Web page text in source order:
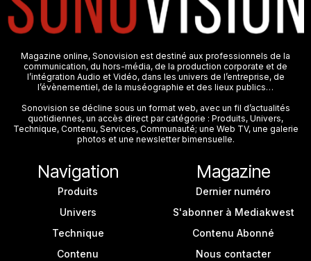
Magazine online, Sonovision est destiné aux professionnels de la
communication, du hors-média, de la production corporate et de
l’intégration Audio et Vidéo, dans les univers de l’entreprise, de
l’évènementiel, de la muséographie et des lieux publics…
Sonovision se décline sous un format web, avec un fil d’actualités
quotidiennes, un accès direct par catégorie : Produits, Univers,
Technique, Contenu, Services, Communauté; une Web TV, une galerie
photos et une newsletter bimensuelle.
Navigation
Produits
Univers
Technique
Contenu
Magazine
Dernier numéro
S'abonner à Mediakwest
Contenu Abonné
Nous contacter